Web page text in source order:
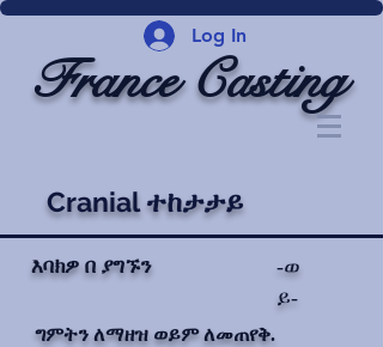
Log In
France Casting
Cranial ተከታታይ
እባክዎ በ ያግኙን
-ወ
ይ-
ግምትን ለማዘዝ ወይም ለመጠየቅ.